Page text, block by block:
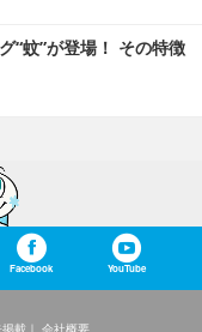
“蚊”が登場！ その特徴
Facebook YouTube